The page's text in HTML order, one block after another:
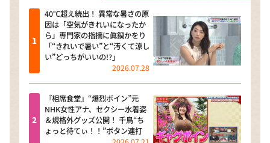
40℃超え続出！ 異常な暑さの原
因は「空気がきれいになったか
ら」専門家の指摘に眞鍋かをり
「“きれいで暑い”と“汚くて涼し
い”どっちがいいの!?」
2026.07.28
『相席食堂』“爆烈ボイン”元
NHK女性アナ、セクシー水着姿
＆規格外グッズ公開！ 千鳥“ち
ょっと待てぃ！！”ボタン連打